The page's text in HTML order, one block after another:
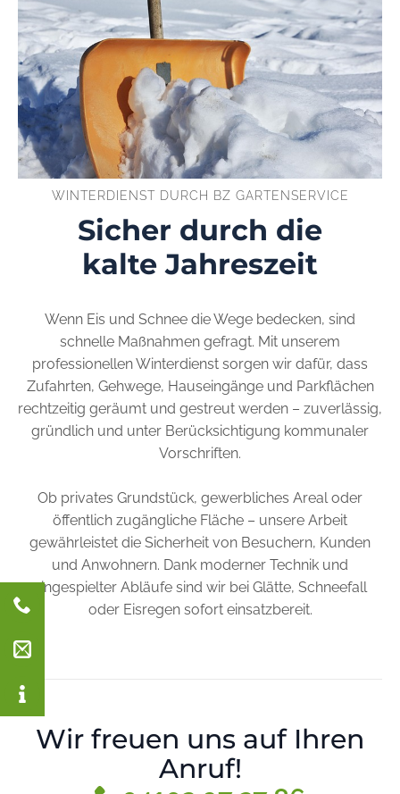
WINTERDIENST DURCH BZ GARTENSERVICE
Sicher durch die
kalte Jahreszeit
Wenn Eis und Schnee die Wege bedecken, sind
schnelle Maßnahmen gefragt. Mit unserem
professionellen Winterdienst sorgen wir dafür, dass
Zufahrten, Gehwege, Hauseingänge und Parkflächen
rechtzeitig geräumt und gestreut werden – zuverlässig,
gründlich und unter Berücksichtigung kommunaler
Vorschriften.
Ob privates Grundstück, gewerbliches Areal oder
öffentlich zugängliche Fläche – unsere Arbeit
gewährleistet die Sicherheit von Besuchern, Kunden
und Anwohnern. Dank moderner Technik und
eingespielter Abläufe sind wir bei Glätte, Schneefall
oder Eisregen sofort einsatzbereit.
Wir freuen uns auf Ihren
Anruf!